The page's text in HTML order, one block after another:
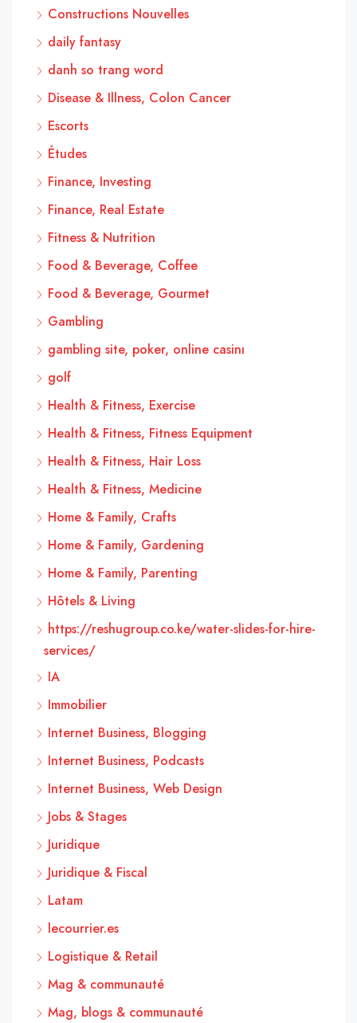
Constructions Nouvelles
daily fantasy
danh so trang word
Disease & Illness, Colon Cancer
Escorts
Études
Finance, Investing
Finance, Real Estate
Fitness & Nutrition
Food & Beverage, Coffee
Food & Beverage, Gourmet
Gambling
gambling site, poker, online casinı
golf
Health & Fitness, Exercise
Health & Fitness, Fitness Equipment
Health & Fitness, Hair Loss
Health & Fitness, Medicine
Home & Family, Crafts
Home & Family, Gardening
Home & Family, Parenting
Hôtels & Living
https://reshugroup.co.ke/water-slides-for-hire-
services/
IA
Immobilier
Internet Business, Blogging
Internet Business, Podcasts
Internet Business, Web Design
Jobs & Stages
Juridique
Juridique & Fiscal
Latam
lecourrier.es
Logistique & Retail
Mag & communauté
Mag, blogs & communauté